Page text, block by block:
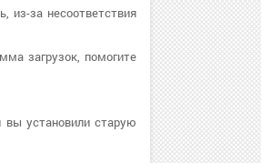
из-за несоответствия
загрузок, помогите
вы установили старую